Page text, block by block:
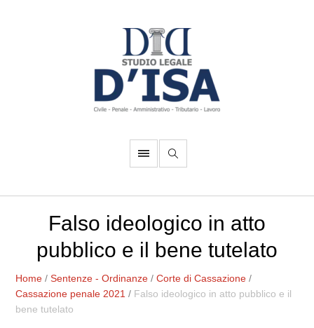
Falso ideologico in atto
pubblico e il bene tutelato
Home /Sentenze - Ordinanze /Corte di Cassazione /
Cassazione penale 2021 / Falso ideologico in atto pubblico e il
bene tutelato